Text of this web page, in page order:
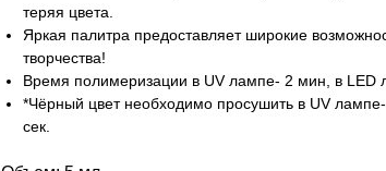
теряя цвета.
Яркая палитра предоставляет широкие
творчества!
Время полимеризации в UV лампе- 2 мин, в LED
*Чёрный цвет необходимо просушить в UV
сек.